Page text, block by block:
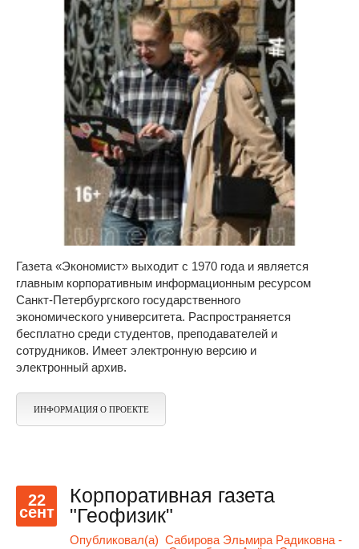
Газета «Экономист» выходит с 1970 года и является
главным корпоративным информационным ресурсом
Санкт-Петербургского государственного
экономического университета. Распространяется
бесплатно среди студентов, преподавателей и
сотрудников. Имеет электронную версию и
электронный архив.
ИНФОРМАЦИЯ О ПРОЕКТЕ
22
сент
Корпоративная газета
"Геофизик"
Опубликовал(а) Сабирова Эльмира Радиковна -